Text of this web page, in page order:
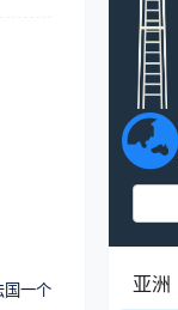
国一个 亚洲